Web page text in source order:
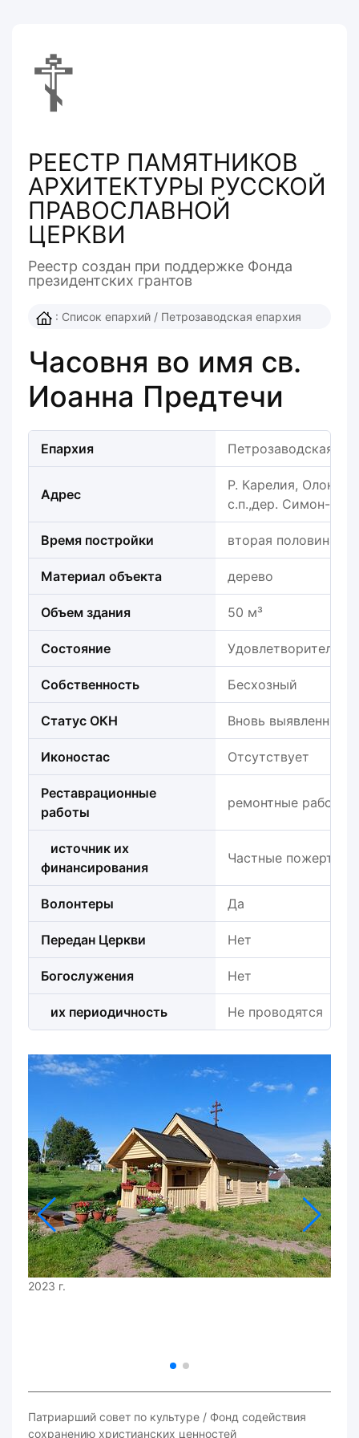
☦
РЕЕСТР ПАМЯТНИКОВ
АРХИТЕКТУРЫ РУССКОЙ
ПРАВОСЛАВНОЙ
ЦЕРКВИ
Реестр создан при поддержке Фонда
президентcких грантов
: Список епархий / Петрозаводская епархия
Часовня во имя св.
Иоанна Предтечи
Епархия Петрозаводская
Адрес
Р. Карелия,
с.п.,дер. Симон-
Время постройки вторая половина
Материал объекта дерево
Объем здания 50 м³
Состояние
Собственность Бесхозный
Статус ОКН Вновь выявленный
Иконостас Отсутствует
Реставрационные
работы
ремонтные работы
источник их
финансирования
Частные
Волонтеры Да
Передан Церкви Нет
Богослужения Нет
их периодичность Не проводятся
2023 г.
Патриарший совет по культуре / Фонд содействия
сохранению христианских ценностей